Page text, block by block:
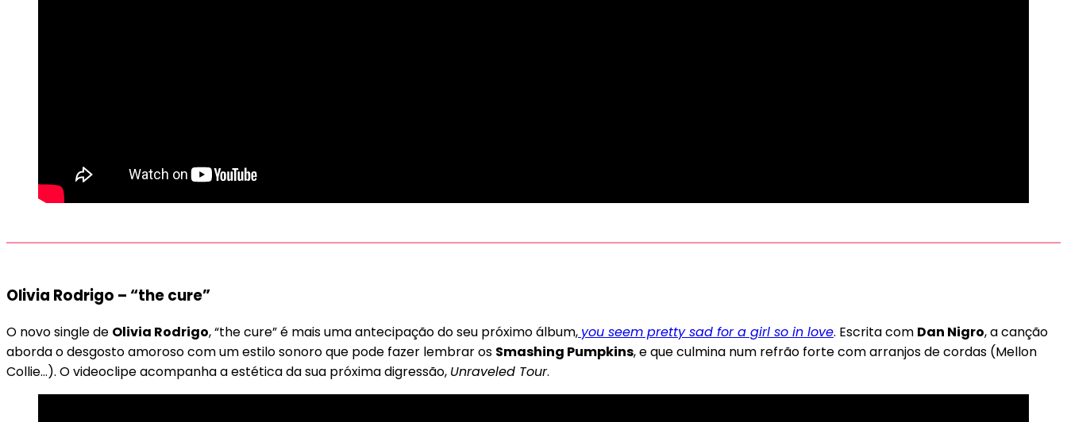
Olivia Rodrigo – “the cure”
O novo single de Olivia Rodrigo, “the cure” é mais uma antecipação do seu próximo álbum, you seem pretty sad for a girl so in love. Escrita com Dan Nigro, a canção
aborda o desgosto amoroso com um estilo sonoro que pode fazer lembrar os Smashing Pumpkins, e que culmina num refrão forte com arranjos de cordas (Mellon
Collie…). O videoclipe acompanha a estética da sua próxima digressão, Unraveled Tour.